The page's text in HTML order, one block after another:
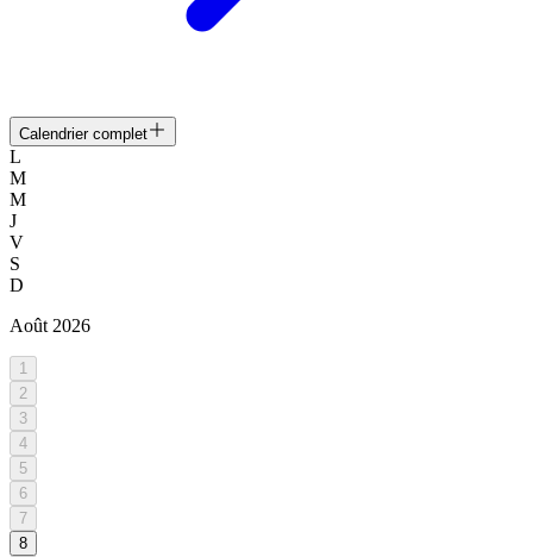
Calendrier complet
L
M
M
J
V
S
D
Août 2026
1
2
3
4
5
6
7
8